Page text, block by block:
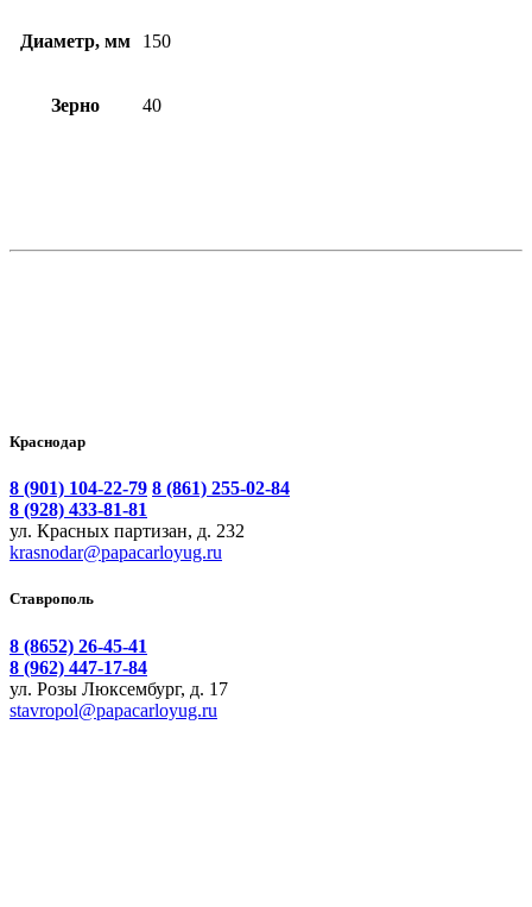
Диаметр, мм 150
Зерно 40
Краснодар
8 (901) 104-22-79 8 (861) 255-02-84
8 (928) 433-81-81
ул. Красных партизан, д. 232
krasnodar@papacarloyug.ru
Ставрополь
8 (8652) 26-45-41
8 (962) 447-17-84
ул. Розы Люксембург, д. 17
stavropol@papacarloyug.ru